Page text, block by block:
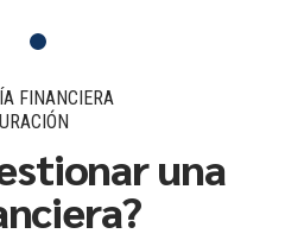
FINANCIERA
una